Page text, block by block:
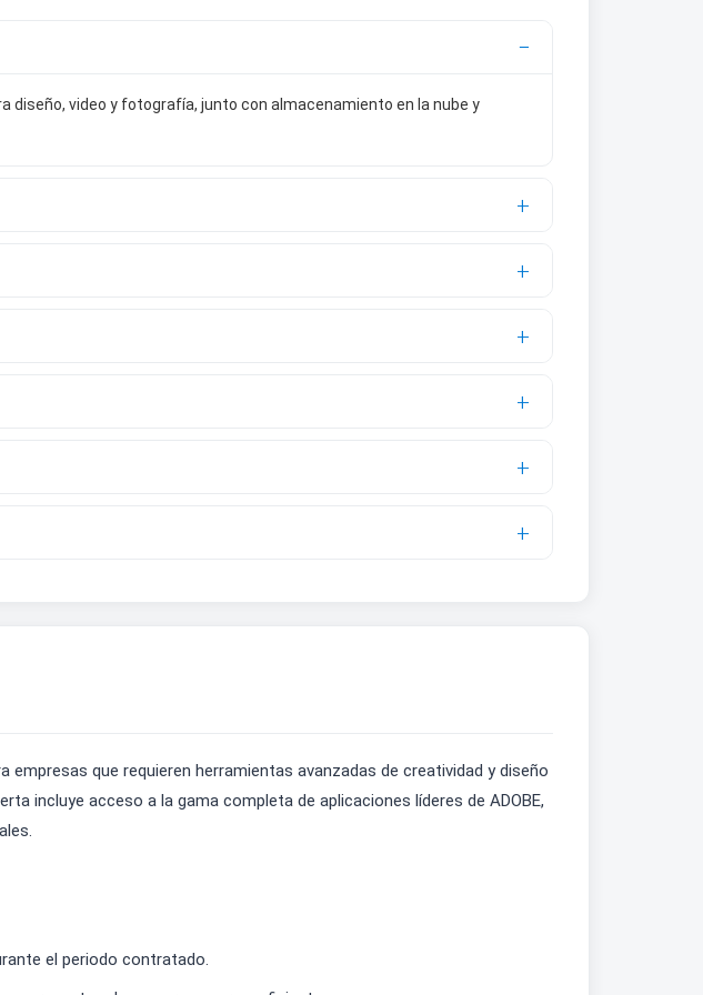
video y fotografía, junto con almacenamiento en la nube y
que requieren herramientas avanzadas de creatividad y diseño
incluye acceso a la gama completa de aplicaciones líderes de ADOBE,
el periodo contratado.